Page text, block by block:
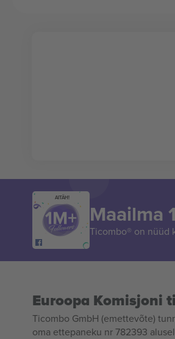
AITÄH!
Maailma
Ticombo® on nüüd
Euroopa Komisjoni
Ticombo GmbH (emettevõte)
oma ettepaneku nr 782393